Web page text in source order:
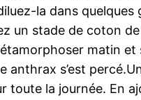
la dans quelques
un stade de coton
matin et
anthrax s’est
toute la journée. En